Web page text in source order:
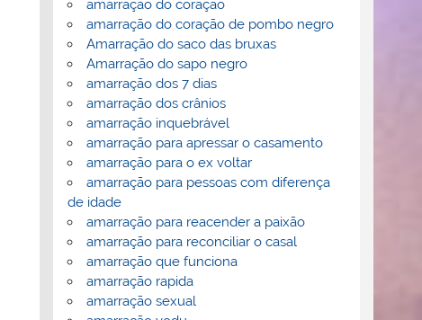
amarração do coração
amarração do coração de pombo negro
Amarração do saco das bruxas
Amarração do sapo negro
amarração dos 7 dias
amarração dos crânios
amarração inquebrável
amarração para apressar o casamento
amarração para o ex voltar
amarração para pessoas com diferença
de idade
amarração para reacender a paixão
amarração para reconciliar o casal
amarração que funciona
amarração rapida
amarração sexual